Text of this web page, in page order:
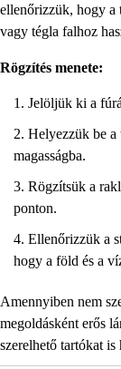
ellenőrizzük, hogy a
vagy tégla falhoz
Rögzítés menete:
Jelöljük ki a
Helyezzük be
magasságba.
Rögzítsük a
ponton.
Ellenőrizzük a
hogy a föld és a
Amennyiben nem
megoldásként erős
szerelhető tartókat